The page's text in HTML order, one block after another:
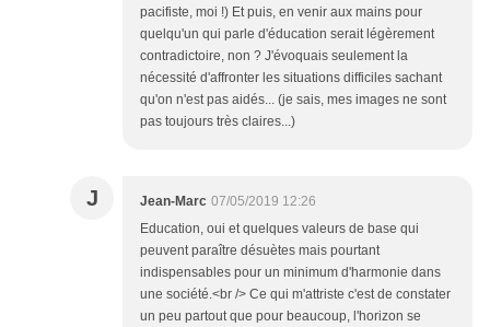
pacifiste, moi !) Et puis, en venir aux mains pour
quelqu'un qui parle d'éducation serait légèrement
contradictoire, non ? J'évoquais seulement la
nécessité d'affronter les situations difficiles sachant
qu'on n'est pas aidés... (je sais, mes images ne sont
pas toujours très claires...)
J Jean-Marc 07/05/2019 12:26
Education, oui et quelques valeurs de base qui
peuvent paraître désuètes mais pourtant
indispensables pour un minimum d'harmonie dans
une société.<br /> Ce qui m'attriste c'est de constater
un peu partout que pour beaucoup, l'horizon se